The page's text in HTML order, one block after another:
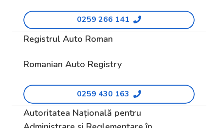
0259 266 141
Registrul Auto Roman
Romanian Auto Registry
0259 430 163
Autoritatea Națională pentru